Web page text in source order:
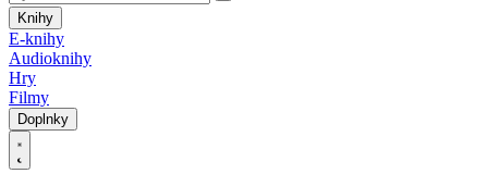
Knihy
E-knihy
Audioknihy
Hry
Filmy
Doplnky